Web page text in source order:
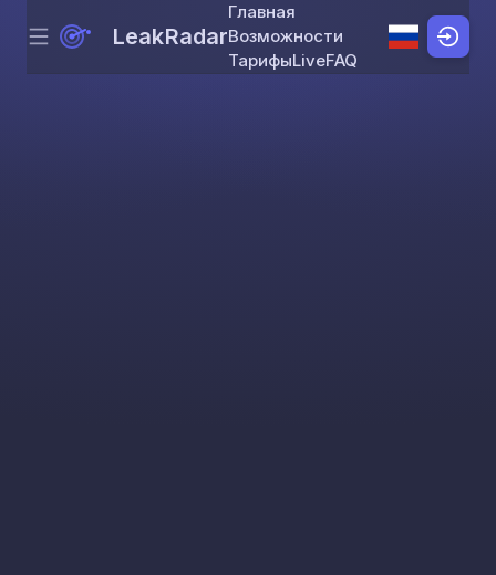
Skip to content
Menu LeakRadar
Главная
Возможности
ТарифыLiveFAQ